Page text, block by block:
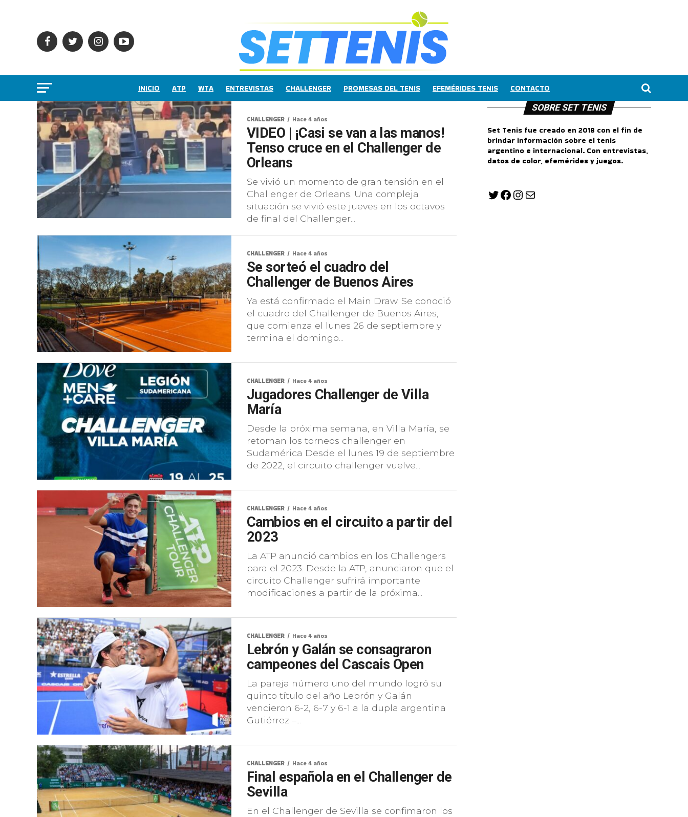
INICIO ATP WTA ENTREVISTAS CHALLENGER PROMESAS DEL TENIS EFEMÉRIDES TENIS CONTACTO
CHALLENGER Hace 4 años
VIDEO | ¡Casi se van a las manos!
Tenso cruce en el Challenger de
Orleans
Se vivió un momento de gran tensión en el
Challenger de Orleans. Una compleja
situación se vivió este jueves en los octavos
de final del Challenger...
CHALLENGER Hace 4 años
Se sorteó el cuadro del
Challenger de Buenos Aires
Ya está confirmado el Main Draw. Se conoció
el cuadro del Challenger de Buenos Aires,
que comienza el lunes 26 de septiembre y
termina el domingo...
CHALLENGER Hace 4 años
Jugadores Challenger de Villa
María
Desde la próxima semana, en Villa María, se
retoman los torneos challenger en
Sudamérica Desde el lunes 19 de septiembre
de 2022, el circuito challenger vuelve...
CHALLENGER Hace 4 años
Cambios en el circuito a partir del
2023
La ATP anunció cambios en los Challengers
para el 2023. Desde la ATP, anunciaron que el
circuito Challenger sufrirá importante
modificaciones a partir de la próxima...
CHALLENGER Hace 4 años
Lebrón y Galán se consagraron
campeones del Cascais Open
La pareja número uno del mundo logró su
quinto título del año Lebrón y Galán
vencieron 6-2, 6-7 y 6-1 a la dupla argentina
Gutiérrez –...
CHALLENGER Hace 4 años
Final española en el Challenger de
Sevilla
En el Challenger de Sevilla se confimaron los
SOBRE SET TENIS
Set Tenis fue creado en 2018 con el fin de
brindar información sobre el tenis
argentino e internacional. Con entrevistas,
datos de color, efemérides y juegos.
Twitter
Facebook
Instagram
Correo electrónico